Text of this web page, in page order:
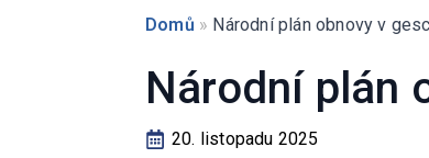
Domů » Národní plán obnovy v
Národní plán
20. listopadu 2025